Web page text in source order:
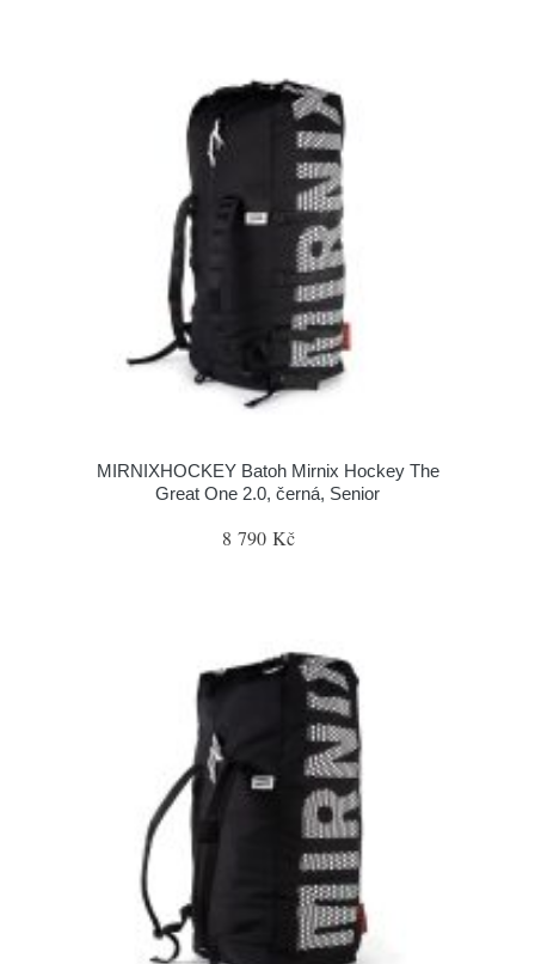
MIRNIXHOCKEY Batoh Mirnix Hockey The
Great One 2.0, černá, Senior
8 790 Kč